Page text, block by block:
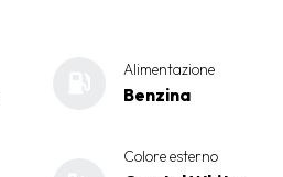
Alimentazione
Benzina
Colore esterno